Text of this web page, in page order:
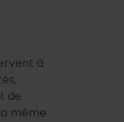
à
de
même